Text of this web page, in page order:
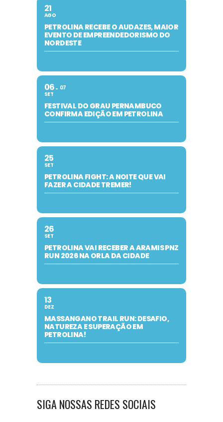
21
AGO
PETROLINA RECEBE O AUDAZES, MAIOR
EVENTO DE EMPREENDEDORISMO DO
NORDESTE
06
SET
07
FESTIVAL DO GRAU PERNAMBUCO
CONFIRMA EDIÇÃO EM PETROLINA
25
SET
PETROLINA FIGHT: A NOITE QUE VAI
FAZER A CIDADE TREMER!
26
SET
PETROLINA VAI RECEBER A ARAMIS PNZ
RUN 2026 NA ORLA DA CIDADE
13
DEZ
MASSANGANO TRAIL RUN: DESAFIO,
NATUREZA E SUPERAÇÃO EM
PETROLINA!
SIGA NOSSAS REDES SOCIAIS